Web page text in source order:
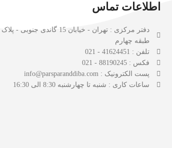
اطلاعات تماس
طبقه چهارم
تلفن : 41624451 - 021
فکس : 88190245 - 021
پست الکترونیک : info@parsparanddiba.com
ساعات کاری : شنبه تا چهارشنبه 8:30 الی 16:30